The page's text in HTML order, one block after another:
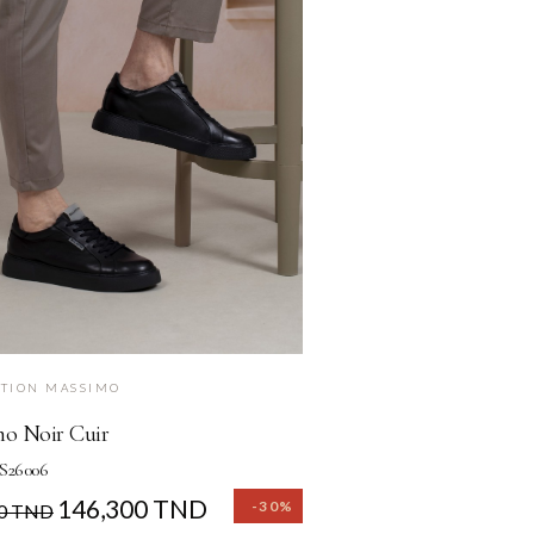
MASSIMO
Noir Cuir
-30%
TND Prix
146,300 TND